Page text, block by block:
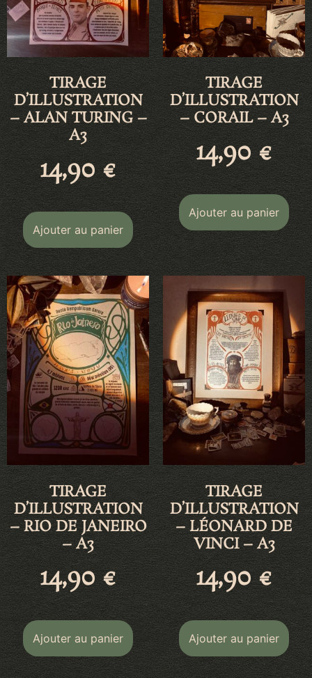
TIRAGE
D’ILLUSTRATION
– ALAN TURING –
A3
14,90€
Ajouter au panier
TIRAGE
D’ILLUSTRATION
– CORAIL – A3
14,90€
Ajouter au panier
TIRAGE
D’ILLUSTRATION
– RIO DE JANEIRO
– A3
14,90€
Ajouter au panier
TIRAGE
D’ILLUSTRATION
– LÉONARD DE
VINCI – A3
14,90€
Ajouter au panier